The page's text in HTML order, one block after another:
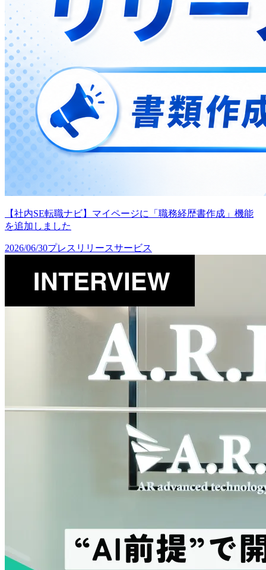
【社内SE転職ナビ】マイページに「職務経歴書作成」機能
を追加しました
2026/06/30プレスリリースサービス